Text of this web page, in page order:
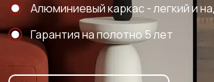
Алюминиевый каркас - легкий и
Гарантия на полотно 5 лет